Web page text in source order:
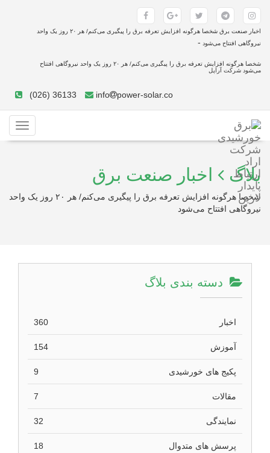
اخبار صنعت برق شخصا هرگونه افزایش تعرفه برق را پیگیری می‌کنم/ هر ۲۰ روز یک واحد
نیروگاهی افتتاح می‌شود -
شخصا هرگونه افزایش تعرفه برق را پیگیری می‌کنم/ هر ۲۰ روز یک واحد نیروگاهی افتتاح
می‌شود شرکت آراپل
info power-solar.co
(026) 36133
بلاگ اخبار صنعت برق
شخصا هرگونه افزایش تعرفه برق را پیگیری می‌کنم/ هر ۲۰ روز یک واحد
نیروگاهی افتتاح می‌شود
دسته بندی بلاگ
اخبار 360
آموزش 154
پکیج های خورشیدی 9
مقالات 7
نمایندگی 32
پرسش های متدوال 18